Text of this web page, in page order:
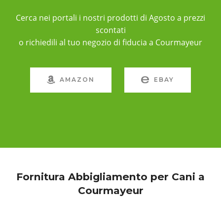
Cerca nei portali i nostri prodotti di Agosto a prezzi
scontati
o richiedili al tuo negozio di fiducia a Courmayeur
AMAZON EBAY
Fornitura Abbigliamento per Cani a
Courmayeur